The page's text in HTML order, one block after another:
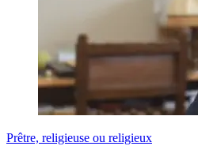
Prêtre, religieuse ou religieux